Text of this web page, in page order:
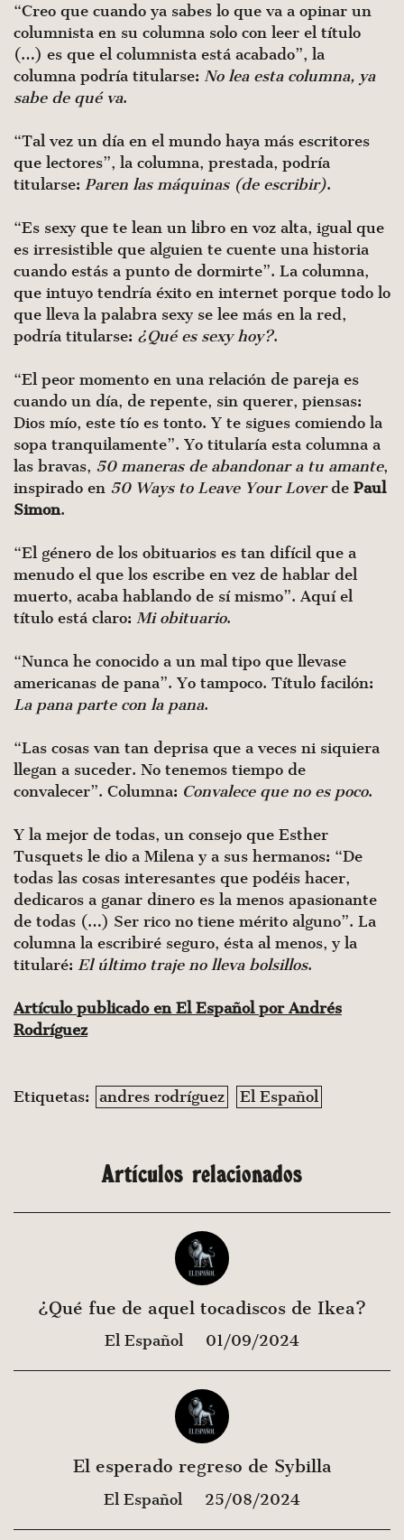
“Creo que cuando ya sabes lo que va a opinar un
columnista en su columna solo con leer el título
(…) es que el columnista está acabado”, la
columna podría titularse: No lea esta columna, ya
sabe de qué va.
“Tal vez un día en el mundo haya más escritores
que lectores”, la columna, prestada, podría
titularse: Paren las máquinas (de escribir).
“Es sexy que te lean un libro en voz alta, igual que
es irresistible que alguien te cuente una historia
cuando estás a punto de dormirte”. La columna,
que intuyo tendría éxito en internet porque todo lo
que lleva la palabra sexy se lee más en la red,
podría titularse: ¿Qué es sexy hoy?.
“El peor momento en una relación de pareja es
cuando un día, de repente, sin querer, piensas:
Dios mío, este tío es tonto. Y te sigues comiendo la
sopa tranquilamente”. Yo titularía esta columna a
las bravas, 50 maneras de abandonar a tu amante,
inspirado en 50 Ways to Leave Your Loverde Paul
Simon.
“El género de los obituarios es tan difícil que a
menudo el que los escribe en vez de hablar del
muerto, acaba hablando de sí mismo”. Aquí el
título está claro: Mi obituario.
“Nunca he conocido a un mal tipo que llevase
americanas de pana”. Yo tampoco. Título facilón:
La pana parte con la pana.
“Las cosas van tan deprisa que a veces ni siquiera
llegan a suceder. No tenemos tiempo de
convalecer”. Columna: Convalece que no es poco.
Y la mejor de todas, un consejo que Esther
Tusquets le dio a Milena y a sus hermanos: “De
todas las cosas interesantes que podéis hacer,
dedicaros a ganar dinero es la menos apasionante
de todas (…) Ser rico no tiene mérito alguno”. La
columna la escribiré seguro, ésta al menos, y la
titularé: El último traje no lleva bolsillos.
Artículo publicado en El Español por Andrés
Rodríguez
Etiquetas: andres rodríguez El Español
Artículos relacionados
¿Qué fue de aquel tocadiscos de Ikea?
El Español 01/09/2024
El esperado regreso de Sybilla
El Español 25/08/2024